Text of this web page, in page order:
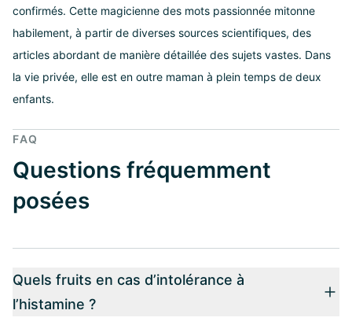
confirmés. Cette magicienne des mots passionnée mitonne
habilement, à partir de diverses sources scientifiques, des
articles abordant de manière détaillée des sujets vastes. Dans
la vie privée, elle est en outre maman à plein temps de deux
enfants.
FAQ
Questions fréquemment
posées
Quels fruits en cas d’intolérance à
l’histamine ?